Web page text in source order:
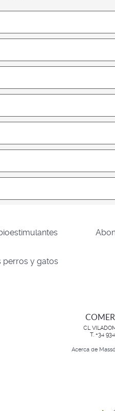
perros y gatos
CL
T. +34
Acerca de Massó